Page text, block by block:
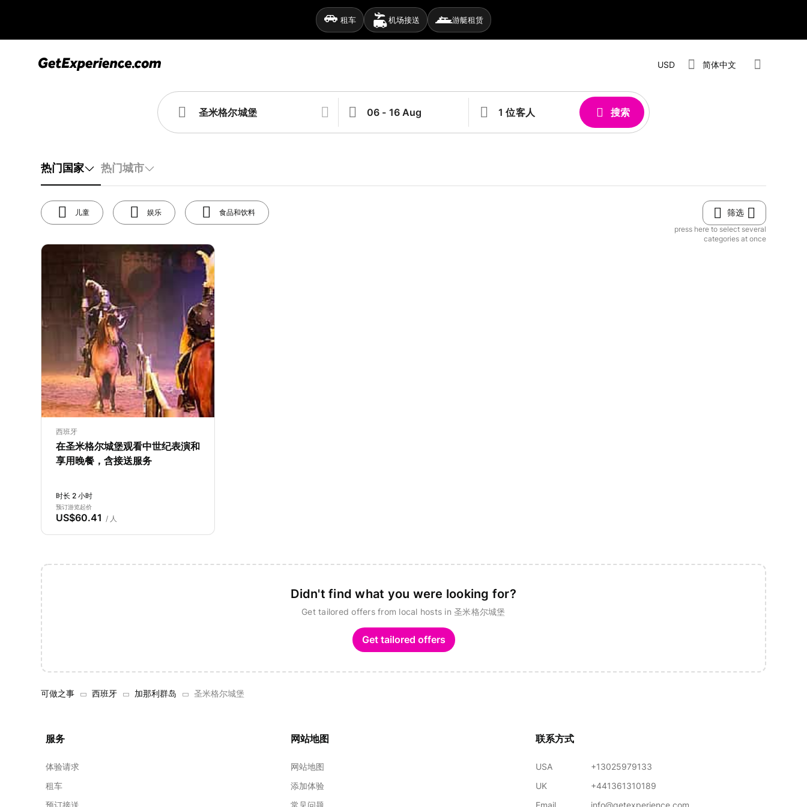
租车 机场接送 游艇租赁
USD 简体中文
搜索
热门国家 热门城市
儿童 娱乐 食品和饮料 筛选
press here to select several
categories at once
西班牙
在圣米格尔城堡观看中世纪表演和
享用晚餐，含接送服务
时长 2 小时
预订游览起价
US$60.41 / 人
Didn't find what you were looking for?
Get tailored offers from local hosts in 圣米格尔城堡
Get tailored offers
可做之事 西班牙 加那利群岛 圣米格尔城堡
服务
体验请求
租车
网站地图
网站地图
添加体验
联系方式
USA
+13025979133
UK
+441361310189